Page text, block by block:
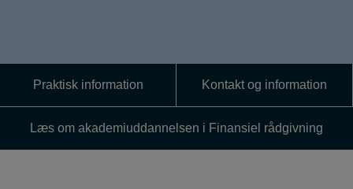
Praktisk information Kontakt og information
Læs om akademiuddannelsen i Finansiel rådgivning